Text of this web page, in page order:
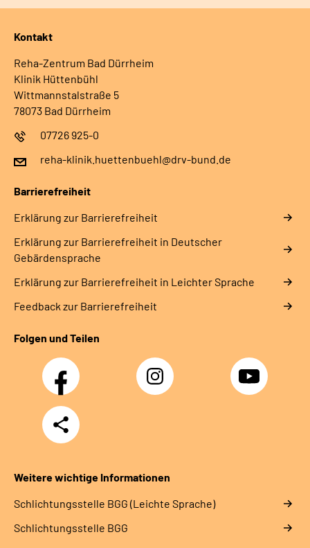
Kontakt
Reha-Zentrum Bad Dürrheim
Klinik Hüttenbühl
Wittmannstalstraße 5
78073 Bad Dürrheim
07726 925-0
reha-klinik.huettenbuehl@drv-bund.de
Barrierefreiheit
Erklärung zur Barrierefreiheit
Erklärung zur Barrierefreiheit in Deutscher
Gebärdensprache
Erklärung zur Barrierefreiheit in Leichter Sprache
Feedback zur Barrierefreiheit
Folgen und Teilen
Facebook Instagram YouTube
Teilen
Weitere wichtige Informationen
Schlich­tungs­stel­le BGG (Leichte Sprache)
Schlich­tungs­stel­le BGG